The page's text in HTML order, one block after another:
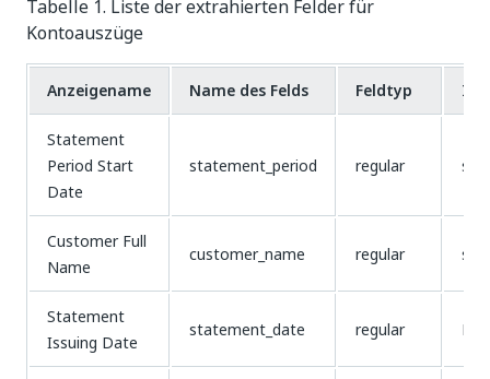
Tabelle 1. Liste der extrahierten Felder für
Kontoauszüge
Anzeigename Name des Felds Feldtyp
Statement
Period Start
Date
statement_period regular
Customer Full
Name
customer_name regular
Statement
Issuing Date
statement_date regular